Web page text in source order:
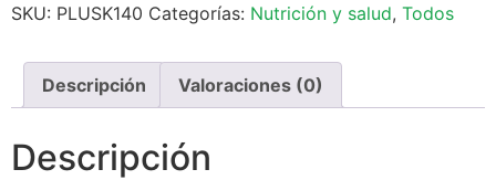
SKU: PLUSK140 Categorías: Nutrición y salud, Todos
Descripción Valoraciones (0)
Descripción